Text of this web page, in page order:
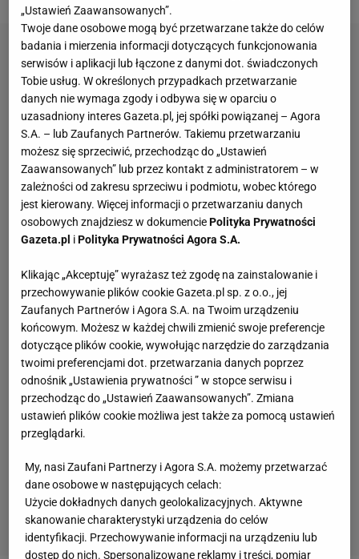
„Ustawień Zaawansowanych”.
Twoje dane osobowe mogą być przetwarzane także do celów
badania i mierzenia informacji dotyczących funkcjonowania
serwisów i aplikacji lub łączone z danymi dot. świadczonych
Tobie usług. W określonych przypadkach przetwarzanie
danych nie wymaga zgody i odbywa się w oparciu o
uzasadniony interes Gazeta.pl, jej spółki powiązanej – Agora
S.A. – lub Zaufanych Partnerów. Takiemu przetwarzaniu
możesz się sprzeciwić, przechodząc do „Ustawień
Zaawansowanych” lub przez kontakt z administratorem – w
zależności od zakresu sprzeciwu i podmiotu, wobec którego
jest kierowany. Więcej informacji o przetwarzaniu danych
osobowych znajdziesz w dokumenciePolityka Prywatności
Gazeta.pl iPolityka Prywatności Agora S.A.
Klikając „Akceptuję” wyrażasz też zgodę na zainstalowanie i
przechowywanie plików cookie Gazeta.pl sp. z o.o., jej
Zaufanych Partnerów i Agora S.A. na Twoim urządzeniu
końcowym. Możesz w każdej chwili zmienić swoje preferencje
dotyczące plików cookie, wywołując narzędzie do zarządzania
twoimi preferencjami dot. przetwarzania danych poprzez
odnośnik „Ustawienia prywatności ” w stopce serwisu i
przechodząc do „Ustawień Zaawansowanych”. Zmiana
ustawień plików cookie możliwa jest także za pomocą ustawień
przeglądarki.
My, nasi Zaufani Partnerzy i Agora S.A. możemy przetwarzać
dane osobowe w następujących celach:
Użycie dokładnych danych geolokalizacyjnych. Aktywne
skanowanie charakterystyki urządzenia do celów
identyfikacji. Przechowywanie informacji na urządzeniu lub
dostęp do nich. Spersonalizowane reklamy i treści, pomiar